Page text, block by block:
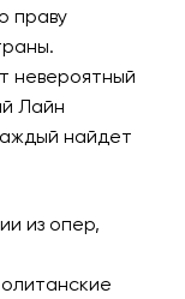
праву
невероятный
Лайн
найдет
из опер,